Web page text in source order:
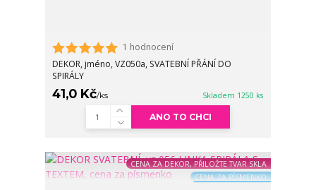
1 hodnocení
DEKOR, jméno, VZ050a, SVATEBNÍ PŘÁNÍ DO
SPIRÁLY
41,0 Kč/ks Skladem 1250 ks
ANO TO CHCI
CENA ZA DEKOR, PŘILOŽTE TVAR SKLA
CENA ZA PÍSMENKO